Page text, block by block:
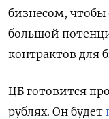
бизнесом,
большой
контрактов для
ЦБ готовится
рублях. Он будет